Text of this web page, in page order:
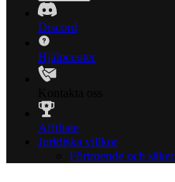
Discord
Hjälpcenter
Affiliate
Juridiska villkor
Förtroende och